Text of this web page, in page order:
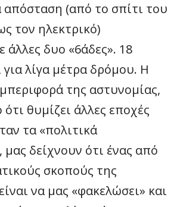
απόσταση (από το σπίτι του
τον ηλεκτρικό)
άλλες δυο «6άδες». 18
για λίγα μέτρα δρόμου. Η
της αστυνομίας,
θυμίζει άλλες εποχές
τα «πολιτικά
δείχνουν ότι ένας από
σκοπούς της
να μας «φακελώσει» και